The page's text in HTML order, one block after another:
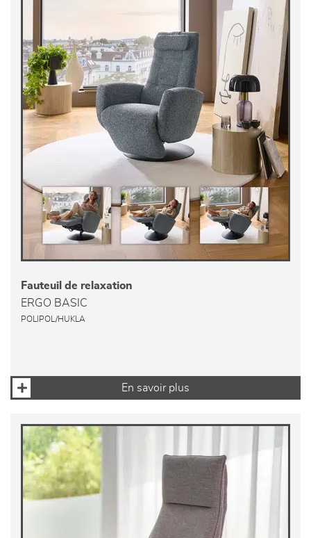
Fauteuil de relaxation
ERGO BASIC
POLIPOL/HUKLA
En savoir plus